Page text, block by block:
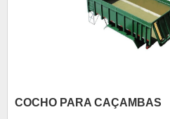
COCHO PARA CAÇAMBAS